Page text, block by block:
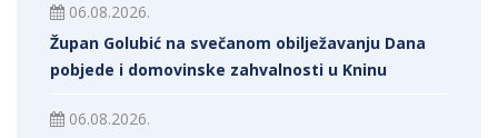
06.08.2026.
Župan Golubić na svečanom obilježavanju Dana
pobjede i domovinske zahvalnosti u Kninu
06.08.2026.